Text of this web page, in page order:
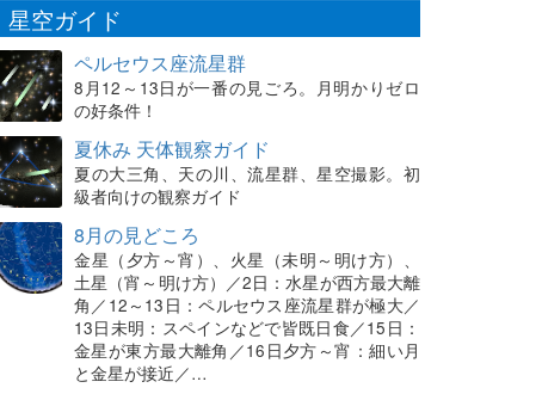
星空ガイド
ペルセウス座流星群
8月12～13日が一番の見ごろ。月明かりゼロ
の好条件！
夏休み 天体観察ガイド
夏の大三角、天の川、流星群、星空撮影。初
級者向けの観察ガイド
8月の見どころ
金星（夕方～宵）、火星（未明～明け方）、
土星（宵～明け方）／2日：水星が西方最大離
角／12～13日：ペルセウス座流星群が極大／
13日未明：スペインなどで皆既日食／15日：
金星が東方最大離角／16日夕方～宵：細い月
と金星が接近／…